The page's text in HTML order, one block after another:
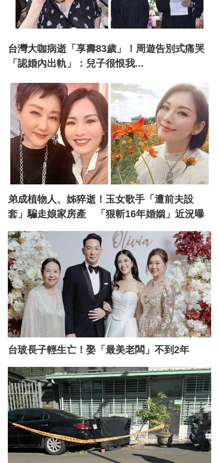
台灣大咖病逝「享壽83歲」！周遊告別式痛哭
「認婚內出軌」：兒子很恨我...
弟成植物人、姊猝逝！玉女歌手「遭前夫設
套」騙走娘家房產 「狠斬16年婚姻」近況曝
台玻長子輕生亡！娶「最美老闆」不到2年